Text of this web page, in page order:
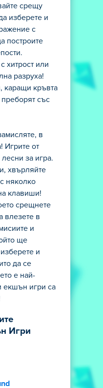
срещу
изберете и
с
построите
хитрост или
разруха!
каращи кръвта
със
в
Игрите от
за игра.
хвърляйте
няколко
клавиши!
срещнете
влезете в
и
ще
и
да се
е най-
екшън игри са
Игри